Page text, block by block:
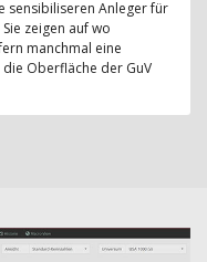
sensibiliseren Anleger für
zeigen auf wo
manchmal eine
die Oberfläche der GuV